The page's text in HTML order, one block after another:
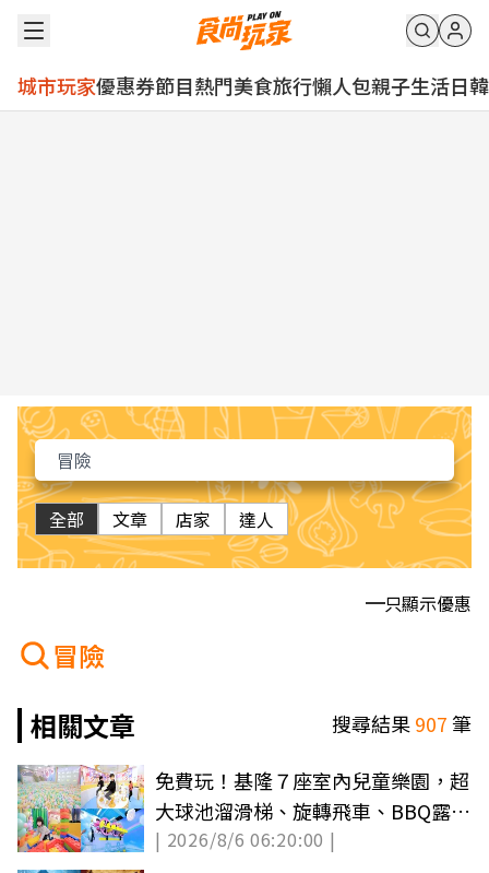
城市玩家優惠券節目熱門美食旅行懶人包親子生活日韓
全部 文章 店家 達人
只顯示優惠
冒險
相關文章
搜尋結果907筆
免費玩！基隆７座室內兒童樂園，超
大球池溜滑梯、旋轉飛車、BBQ露營
區
| 2026/8/6 06:20:00 |